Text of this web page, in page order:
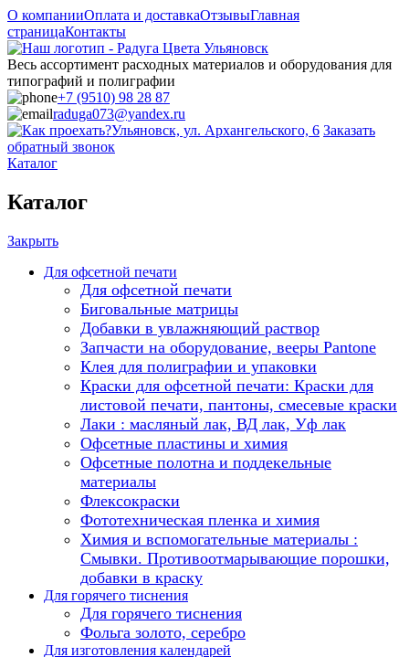
О компанииОплата и доставкаОтзывыГлавная
страницаКонтакты
Весь ассортимент расходных материалов и оборудования для
типографий и полиграфии
+7 (9510) 98 28 87
raduga073@yandex.ru
Ульяновск, ул. Архангельского, 6 Заказать
обратный звонок
Каталог
Каталог
Закрыть
Для офсетной печати
Для офсетной печати
Биговальные матрицы
Добавки в увлажняющий раствор
Запчасти на оборудование, вееры Pantone
Клея для полиграфии и упаковки
Краски для офсетной печати: Краски для
листовой печати, пантоны, смесевые краски
Лаки : масляный лак, ВД лак, Уф лак
Офсетные пластины и химия
Офсетные полотна и поддекельные
материалы
Флексокраски
Фототехническая пленка и химия
Химия и вспомогательные материалы :
Смывки. Противоотмарывающие порошки,
добавки в краску
Для горячего тиснения
Для горячего тиснения
Фольга золото, серебро
Для изготовления календарей